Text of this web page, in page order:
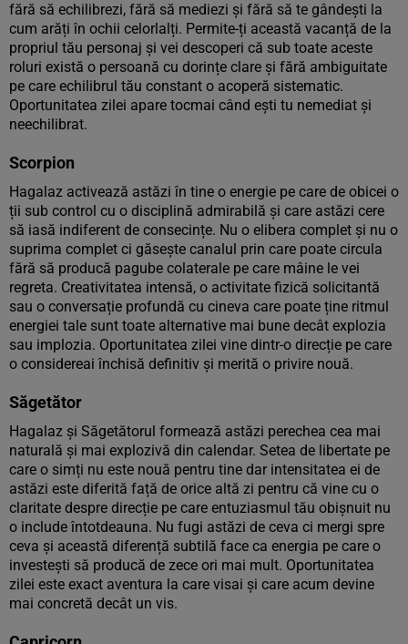
fără să echilibrezi, fără să mediezi și fără să te gândești la
cum arăți în ochii celorlalți. Permite-ți această vacanță de la
propriul tău personaj și vei descoperi că sub toate aceste
roluri există o persoană cu dorințe clare și fără ambiguitate
pe care echilibrul tău constant o acoperă sistematic.
Oportunitatea zilei apare tocmai când ești tu nemediat și
neechilibrat.
Scorpion
Hagalaz activează astăzi în tine o energie pe care de obicei o
ții sub control cu o disciplină admirabilă și care astăzi cere
să iasă indiferent de consecințe. Nu o elibera complet și nu o
suprima complet ci găsește canalul prin care poate circula
fără să producă pagube colaterale pe care mâine le vei
regreta. Creativitatea intensă, o activitate fizică solicitantă
sau o conversație profundă cu cineva care poate ține ritmul
energiei tale sunt toate alternative mai bune decât explozia
sau implozia. Oportunitatea zilei vine dintr-o direcție pe care
o considereai închisă definitiv și merită o privire nouă.
Săgetător
Hagalaz și Săgetătorul formează astăzi perechea cea mai
naturală și mai explozivă din calendar. Setea de libertate pe
care o simți nu este nouă pentru tine dar intensitatea ei de
astăzi este diferită față de orice altă zi pentru că vine cu o
claritate despre direcție pe care entuziasmul tău obișnuit nu
o include întotdeauna. Nu fugi astăzi de ceva ci mergi spre
ceva și această diferență subtilă face ca energia pe care o
investești să producă de zece ori mai mult. Oportunitatea
zilei este exact aventura la care visai și care acum devine
mai concretă decât un vis.